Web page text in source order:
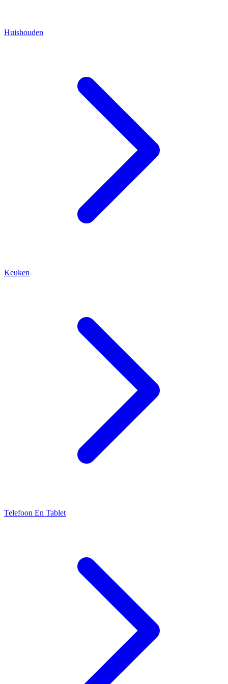
Huishouden
Keuken
Telefoon En Tablet